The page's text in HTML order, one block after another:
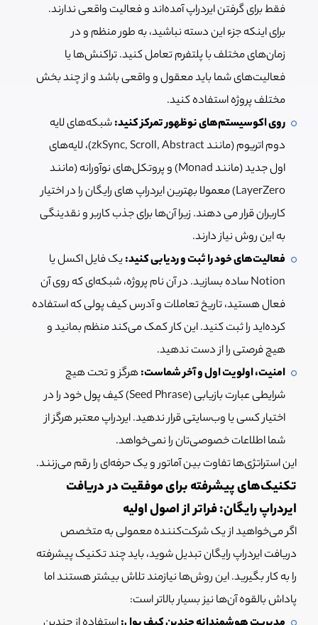
فقط برای گرفتن ایردراپ آمده‌اند و فعالیت واقعی ندارند.
برای اینکه جزء این دسته نباشید، به طور منظم و در
زمان‌های مختلف با پلتفرم تعامل کنید. تراکنش‌ها یا
فعالیت‌های شما باید معقول و واقعی باشد و از چند بخش
مختلف پروژه استفاده کنید.
روی اکوسیستم‌های نوظهور تمرکز کنید:شبکه‌های لایه
دوم اتریوم (مانند zkSync, Scroll, Abstract)، لایه‌های
اول جدید (مانند Monad) و پروتکل‌های نوآورانه (مانند
LayerZero) معمولا بهترین ایردراپ های رایگان را در اختیار
کاربران قرار می دهند. زیرا آن‌ها برای جذب کاربر و نقدینگی
به این روش نیاز دارند.
فعالیت‌های خود را ثبت و ردیابی کنید:یک فایل اکسل یا
Notion ساده بسازید. در آن نام پروژه، شبکه‌ای که روی آن
فعال هستید، تاریخ تعاملات و آدرس کیف پولی که استفاده
کرده‌اید را ثبت کنید. این کار کمک می‌کند منظم بمانید و
هیچ فرصتی را از دست ندهید.
امنیت، اولویت اول و آخر شماست:هرگز و تحت هیچ
شرایطی عبارت بازیابی (Seed Phrase) کیف پول خود را در
اختیار کسی یا وب‌سایتی قرار ندهید. ايردراپ معتبر هرگز از
شما اطلاعات خصوصی‌تان را نمی‌خواهد.
این استراتژی‌ها تفاوت بین آماتور و یک حرفه‌ای را رقم می‌زنند.
تکنیک‌های پیشرفته برای موفقیت در دریافت
ایردراپ رایگان: فراتر از اصول اولیه
اگر می‌خواهید از یک شرکت‌کننده معمولی به متخصص
دریافت ایردراپ رایگان تبدیل شوید، باید چند تکنیک پیشرفته
را به کار بگیرید. این روش‌ها نیازمند تلاش بیشتر هستند اما
پاداش بالقوه آن‌ها نیز بسیار بالاتر است: